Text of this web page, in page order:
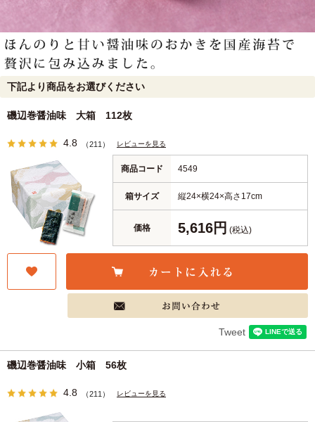
下記より商品をお選びください
磯辺巻醤油味 大箱 112枚
4.8 （211） レビューを見る
商品コード 4549
箱サイズ 縦24×横24×高さ17cm
価格 5,616円 (税込)
Tweet
磯辺巻醤油味 小箱 56枚
4.8 （211） レビューを見る